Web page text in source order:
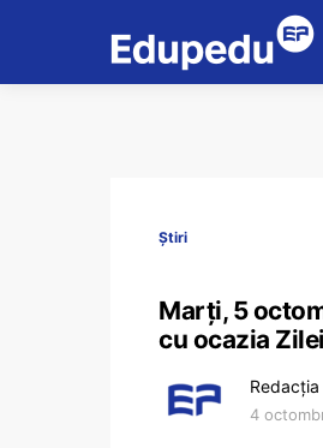
Știri
Marți, 5
cu ocazia
Redacția
4